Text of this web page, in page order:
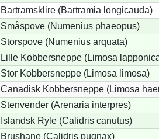
Bartramsklire (Bartramia longicauda)
Småspove (Numenius phaeopus)
Storspove (Numenius arquata)
Lille Kobbersneppe (Limosa
Stor Kobbersneppe (Limosa limosa)
Canadisk Kobbersneppe (Limosa
Stenvender (Arenaria interpres)
Islandsk Ryle (Calidris canutus)
Brushane (Calidris pugnax)